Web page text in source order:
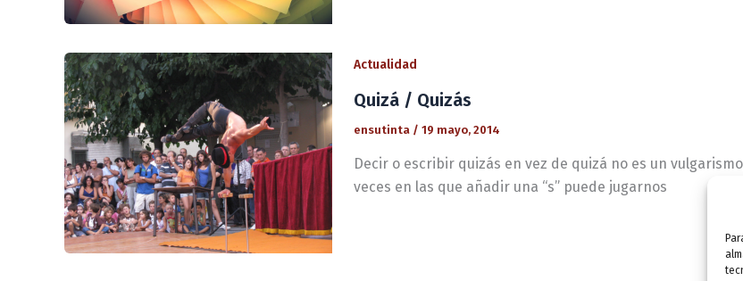
Actualidad
Quizá / Quizás
ensutinta / 19 mayo, 2014
Decir o escribir quizás en vez de quizá no es un
veces en las que añadir una “s” puede jugarnos